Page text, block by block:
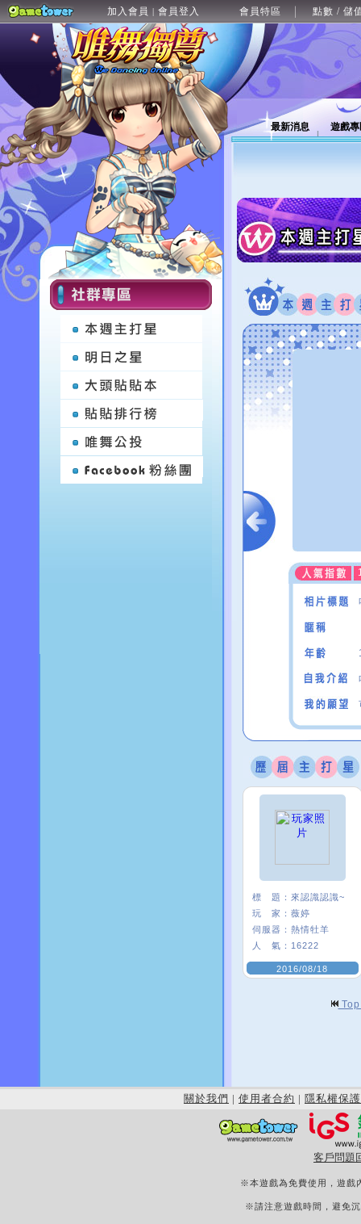
加入會員 | 會員登入 會員特區 點數 / 儲
最新消息 遊戲
標 題： 來認識認識~
玩 家： 薇婷
伺服器： 熱情牡羊
人 氣： 16222
2016/08/18
關於我們 | 使用者合約 | 隱私權保護
客戶問題
※本遊戲為免費使用，遊戲
※請注意遊戲時間，避免